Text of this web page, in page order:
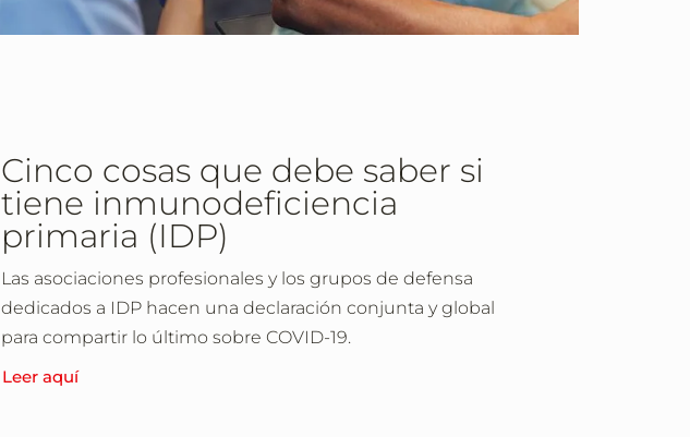
Cinco cosas que debe saber si
tiene inmunodeficiencia
primaria (IDP)
Las asociaciones profesionales y los grupos de defensa
dedicados a IDP hacen una declaración conjunta y global
para compartir lo último sobre COVID-19.
Leer aquí